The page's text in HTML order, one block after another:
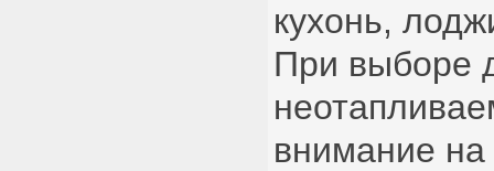
кухонь,
При выборе
внимание на